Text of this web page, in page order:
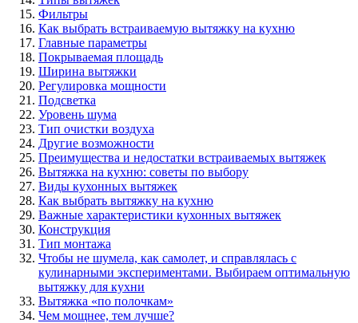
Фильтры
Как выбрать встраиваемую вытяжку на кухню
Главные параметры
Покрываемая площадь
Ширина вытяжки
Регулировка мощности
Подсветка
Уровень шума
Тип очистки воздуха
Другие возможности
Преимущества и недостатки встраиваемых вытяжек
Вытяжка на кухню: советы по выбору
Виды кухонных вытяжек
Как выбрать вытяжку на кухню
Важные характеристики кухонных вытяжек
Конструкция
Тип монтажа
Чтобы не шумела, как самолет, и справлялась с
кулинарными экспериментами. Выбираем оптимальную
вытяжку для кухни
Вытяжка «по полочкам»
Чем мощнее, тем лучше?